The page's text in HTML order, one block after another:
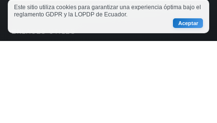
de la actividad turística en el planeta.
ENLACES ÚTILES
Este sitio utiliza cookies para garantizar una experiencia óptima bajo el
reglamento GDPR y la LOPDP de Ecuador.
Aceptar